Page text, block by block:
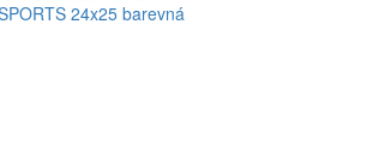
24x25 barevná